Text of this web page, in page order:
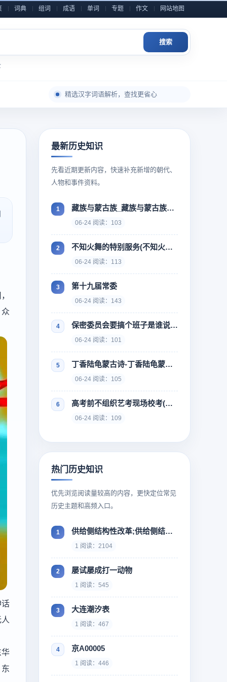
词典 组词 成语 单词 专题 作文 网站地图
搜索
精选汉字词语解析，查找更省心
小学到高中语文内容，分类检索更高效
作文金句和素材灵感，积累写作不发愁
每日积累一点，表达自然更从容
话
华
最新历史知识
先看近期更新内容，快速补充新增的朝代、
人物和事件资料。
藏族与蒙古族_藏族与蒙古族有着相似的基因
06-24 阅读：103
不知火舞的特别服务(不知火舞的特别训练)
06-24 阅读：113
第十九届常委
06-24 阅读：143
保密委员会要搞个班子是谁说的-谁指出保密委员会要搞几个班子
06-24 阅读：101
丁香陆龟蒙古诗-丁香陆龟蒙古诗翻译
06-24 阅读：105
高考前不组织艺考现场校考(高考前不组织艺考现场校考会怎么样)
06-24 阅读：109
热门历史知识
优先浏览阅读量较高的内容，更快定位常见
历史主题和高频入口。
供给侧结构性改革;供给侧结构性改革什么时候提出来
1 阅读：2104
屡试屡成打一动物
1 阅读：545
大连潮汐表
1 阅读：467
京A00005
1 阅读：446